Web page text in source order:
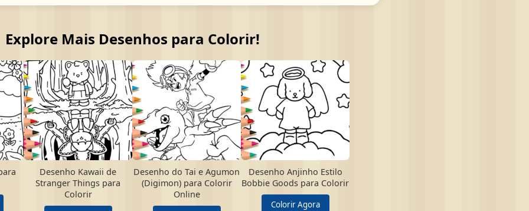
Explore Mais Desenhos para Colorir!
Desenho Kawaii de
Stranger Things para
Colorir
Desenho do Tai e Agumon
(Digimon) para Colorir
Online
Desenho Anjinho Estilo
Bobbie Goods para Colorir
Colorir Agora